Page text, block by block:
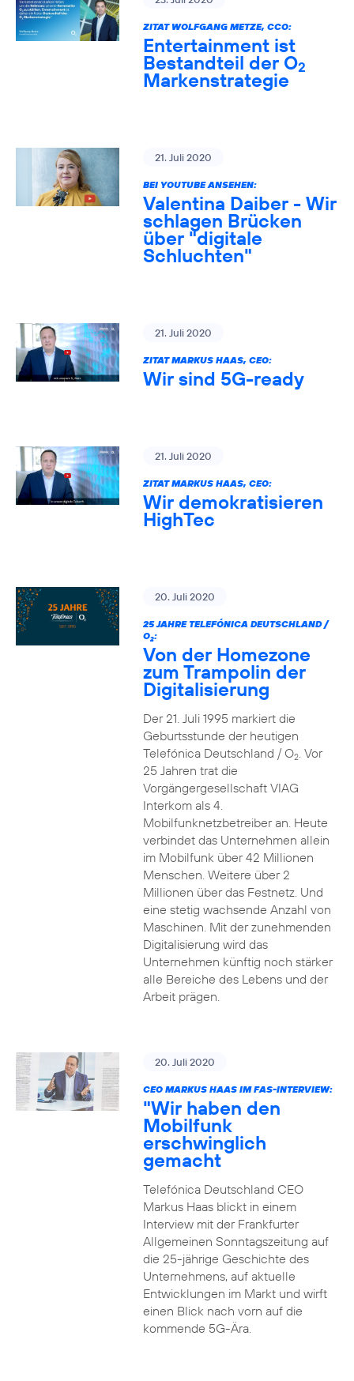
ZITAT WOLFGANG METZE, CCO:
Entertainment ist
Bestandteil der O2
Markenstrategie
21. Juli 2020
BEI YOUTUBE ANSEHEN:
Valentina Daiber - Wir
schlagen Brücken
über "digitale
Schluchten"
21. Juli 2020
ZITAT MARKUS HAAS, CEO:
Wir sind 5G-ready
21. Juli 2020
ZITAT MARKUS HAAS, CEO:
Wir demokratisieren
HighTec
20. Juli 2020
25 JAHRE TELEFÓNICA DEUTSCHLAND /
O2:
Von der Homezone
zum Trampolin der
Digitalisierung
Der 21. Juli 1995 markiert die
Geburtsstunde der heutigen
Telefónica Deutschland / O2. Vor
25 Jahren trat die
Vorgängergesellschaft VIAG
Interkom als 4.
Mobilfunknetzbetreiber an. Heute
verbindet das Unternehmen allein
im Mobilfunk über 42 Millionen
Menschen. Weitere über 2
Millionen über das Festnetz. Und
eine stetig wachsende Anzahl von
Maschinen. Mit der zunehmenden
Digitalisierung wird das
Unternehmen künftig noch stärker
alle Bereiche des Lebens und der
Arbeit prägen.
20. Juli 2020
CEO MARKUS HAAS IM FAS-INTERVIEW:
"Wir haben den
Mobilfunk
erschwinglich
gemacht
Telefónica Deutschland CEO
Markus Haas blickt in einem
Interview mit der Frankfurter
Allgemeinen Sonntagszeitung auf
die 25-jährige Geschichte des
Unternehmens, auf aktuelle
Entwicklungen im Markt und wirft
einen Blick nach vorn auf die
kommende 5G-Ära.